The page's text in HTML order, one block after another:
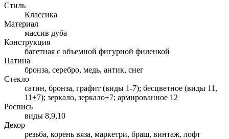
Стиль
Классика
Материал
массив дуба
Конструкция
багетная с объемной фигурной филенкой
Патина
бронза, серебро, медь, антик, снег
Стекло
сатин, бронза, графит (виды 1-7); бесцветное (виды 11,
11+7); зеркало, зеркало+7; армированное 12
Роспись
виды 8,9,10
Декор
резьба, корень вяза, маркетри, браш, винтаж, лофт